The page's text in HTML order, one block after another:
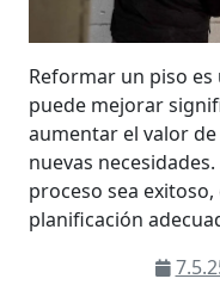
Reformar un piso
puede mejorar
aumentar el valor
nuevas
proceso sea
planificación